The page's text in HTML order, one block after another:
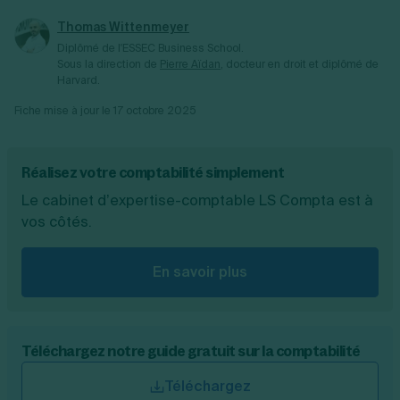
Thomas Wittenmeyer
Réalisez votre comptabilité simplement
Le cabinet d’expertise-comptable LS Compta est à
vos côtés.
En savoir plus
Téléchargez notre guide gratuit sur la comptabilité
Téléchargez